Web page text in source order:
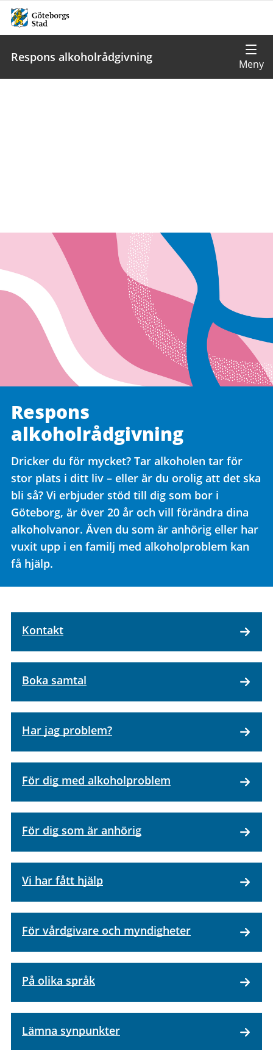
Respons alkoholrådgivning
Respons
alkoholrådgivning
Dricker du för mycket? Tar alkoholen tar för
stor plats i ditt liv – eller är du orolig att det ska
bli så? Vi erbjuder stöd till dig som bor i
Göteborg, är över 20 år och vill förändra dina
alkoholvanor. Även du som är anhörig eller har
vuxit upp i en familj med alkoholproblem kan
få hjälp.
Kontakt
Boka samtal
Har jag problem?
För dig med alkoholproblem
För dig som är anhörig
Vi har fått hjälp
För vårdgivare och myndigheter
På olika språk
Lämna synpunkter